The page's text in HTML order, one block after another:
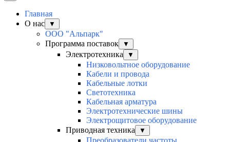
Главная
О нас
▼
ООО "Альпарк"
Программа поставок
▼
Электротехника ▼
Низковольтное оборудование
Кабели и провода
Кабельные лотки
Светотехника
Кабельная арматура
Электротехнические шины
Электрощитовое оборудование
Приводная техника
▼
Преобразователи частоты